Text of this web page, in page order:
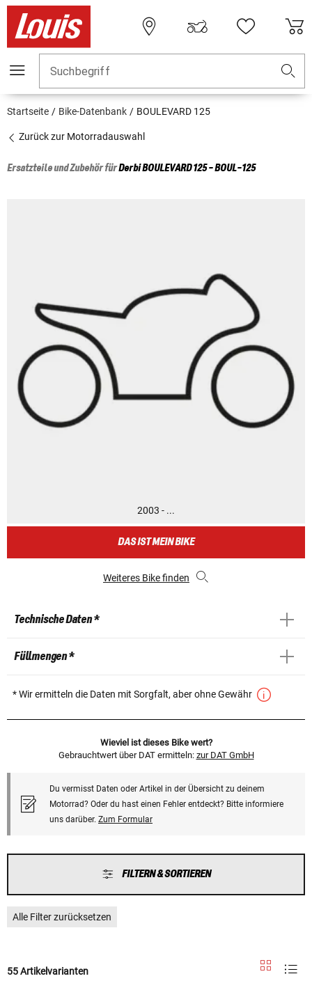
Suchbegriff
Startseite Bike-Datenbank BOULEVARD 125
Zurück zur Motorradauswahl
Ersatzteile und Zubehör fürDerbiBOULEVARD 125 - BOUL-125
2003 - ...
DAS IST MEIN BIKE
Weiteres Bike finden
Technische Daten *
Füllmengen *
* Wir ermitteln die Daten mit Sorgfalt, aber ohne Gewähr
Wieviel ist dieses Bike wert?
Gebrauchtwert über DAT ermitteln: zur DAT GmbH
Du vermisst Daten oder Artikel in der Übersicht zu deinem
Motorrad? Oder du hast einen Fehler entdeckt? Bitte informiere
uns darüber. Zum Formular
FILTERN & SORTIEREN
Alle Filter zurücksetzen
55 Artikelvarianten